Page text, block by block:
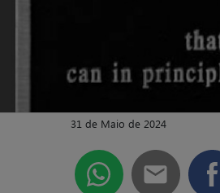
31 de Maio de 2024